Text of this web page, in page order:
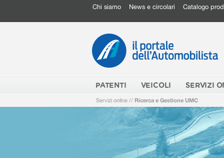
Chi siamo News e circolari Catalogo
PATENTI VEICOLI SERVIZI
Servizi online // Ricerca e Gestione UMC